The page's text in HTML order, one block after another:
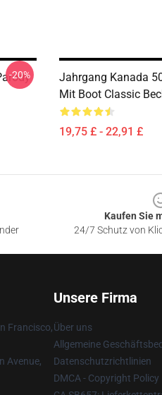
-20%
Jahrgang Kanada
Mit Boot Classic
19,75 £ - 22,91 £
Kaufen Sie
24/7 Schutz von
Francisco,
Avenue,
Unsere Firma
Über uns
Allgemeine
Datenschutzrichtlinien
DMCA - Copyright Policy